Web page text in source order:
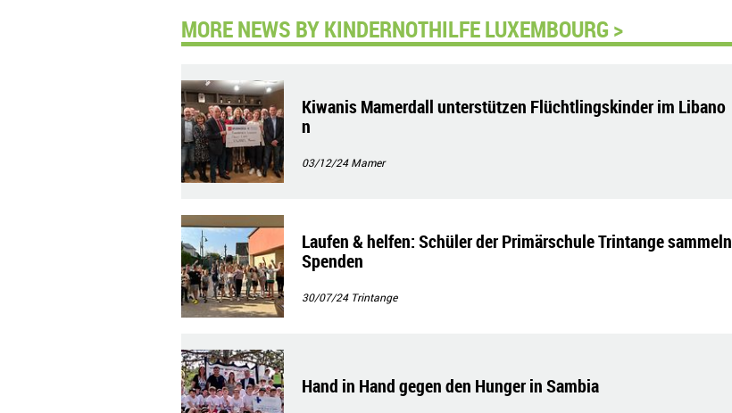
MORE NEWS BY KINDERNOTHILFE LUXEMBOURG >
Kiwanis Mamerdall unterstützen Flüchtlingskinder im Libano
n
03/12/24Mamer
Laufen & helfen: Schüler der Primärschule Trintange sammeln
Spenden
30/07/24 Trintange
Hand in Hand gegen den Hunger in Sambia